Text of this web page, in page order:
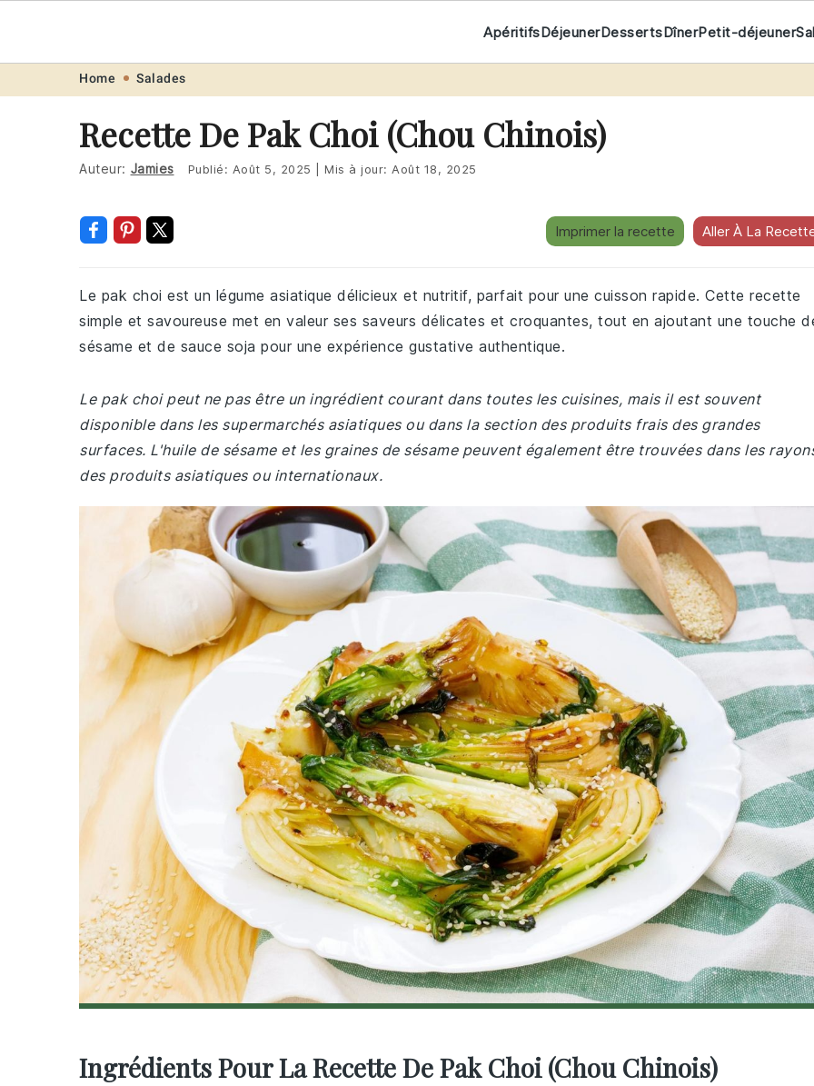
navigation
content
Recette.pro ApéritifsDéjeunerDessertsDînerPetit-déjeuner
Home Salades
Recette De Pak Choi (Chou Chinois)
Auteur: Jamies Publié: Août 5, 2025 Mis à jour: Août 18, 2025
Imprimer la recette Aller À La
Le pak choi est un légume asiatique délicieux et nutritif, parfait pour une cuisson rapide. Cette recette
simple et savoureuse met en valeur ses saveurs délicates et croquantes, tout en ajoutant une touche
sésame et de sauce soja pour une expérience gustative authentique.
Le pak choi peut ne pas être un ingrédient courant dans toutes les cuisines, mais il est souvent
disponible dans les supermarchés asiatiques ou dans la section des produits frais des grandes
surfaces. L'huile de sésame et les graines de sésame peuvent également être trouvées dans les
des produits asiatiques ou internationaux.
Ingrédients Pour La Recette De Pak Choi (Chou Chinois)